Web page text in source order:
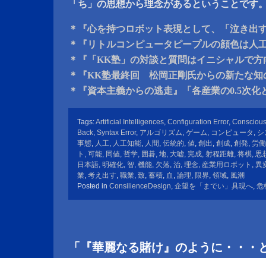
「ち」の思想から理念があるということです
＊『心を持つロボット表現として、「泣き出
＊『リトルコンピュータピープルの顔色は人
＊『「KK塾」の対談と質問はイニシャルで方
＊『KK塾最終回 松岡正剛氏からの新たな知
＊『資本主義からの逃走』「各産業の0.5次
Tags:Artificial Intelligences, Configuration Error,
Back, Syntax Error, アルゴリズム, ゲーム, コンピュータ , シ
事態, 人工, 人工知能, 人間 , 伝統的, 値, 創出 , 創成, 創発, 労
ト , 可能, 同値, 哲学, 囲碁, 地, 大嘘, 完成, 射程距離, 将棋, 思
日本語, 明確化, 智, 機能, 欠落, 治, 理念, 産業用ロボット , 異
業, 考え出す, 職業, 致, 蓄積, 血 , 論理, 限界, 領域, 風潮
Posted in ConsilienceDesign, 企望を「までい」具現へ, 危
「『華麗なる賭け』のように・・・